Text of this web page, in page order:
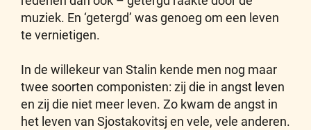
muziek. En ‘getergd’ was genoeg om een leven
te vernietigen.
In de willekeur van Stalin kende men nog maar
twee soorten componisten: zij die in angst leven
en zij die niet meer leven. Zo kwam de angst in
het leven van Sjostakovitsj en vele, vele anderen.